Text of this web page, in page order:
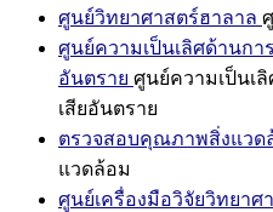
ศูนย์วิทยาศาสตร์ฮาลาล
ศูนย์ความเป็นเลิศด้านกา
อันตราย ศูนย์ความเป็นเ
เสียอันตราย
ตรวจสอบคุณภาพสิ่งแวด
แวดล้อม
ศูนย์เครื่องมือวิจัยวิทยาศ